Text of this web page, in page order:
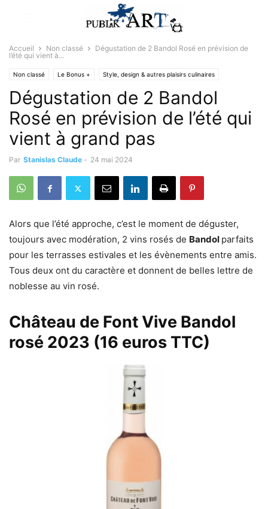
Accueil Non classé
Dégustation de 2 Bandol Rosé en prévision de
l’été qui vient à...
Non classé Le Bonus + Style, design & autres plaisirs culinaires
Dégustation de 2 Bandol
Rosé en prévision de l’été qui
vient à grand pas
Par Stanislas Claude - 24 mai 2024
Alors que l’été approche, c’est le moment de déguster,
toujours avec modération, 2 vins rosés de Bandol parfaits
pour les terrasses estivales et les évènements entre amis.
Tous deux ont du caractère et donnent de belles lettre de
noblesse au vin rosé.
Château de Font Vive Bandol
rosé 2023 (16 euros TTC)